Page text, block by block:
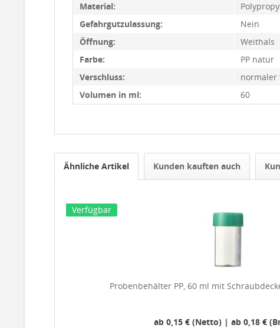
Material:
Gefahrgutzulassung:
Nein
Öffnung:
Weithals
Farbe:
PP natur
Verschluss:
normaler
Volumen in ml:
60
Ähnliche Artikel Kunden kauften auch
Verfügbar
Probenbehälter PP, 60 ml mit
ab 0,15 € (Netto) | ab 0,18 €